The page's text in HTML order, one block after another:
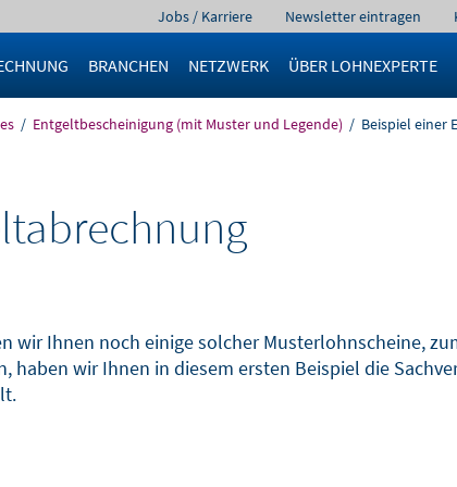
Navigation
Jobs / Karriere Newsletter eintragen
BRANCHEN NETZWERK ÜBER LOHNEXPERTE
Entgeltbescheinigung (mit Muster und Legende) Beispiel einer
wir Ihnen noch einige solcher Musterlohnscheine,
haben wir Ihnen in diesem ersten Beispiel die